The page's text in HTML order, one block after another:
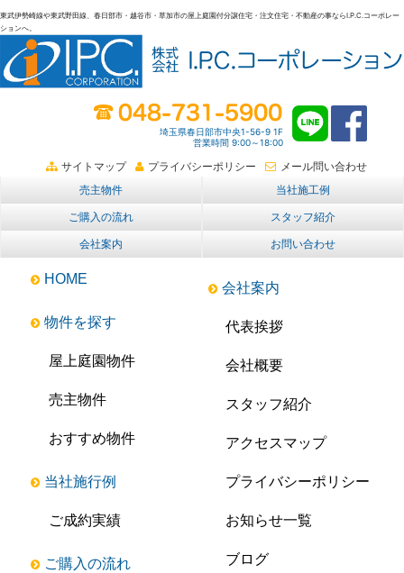
東武伊勢崎線や東武野田線、春日部市・越谷市・草加市の屋上庭園付分譲住宅・注文住宅・不動産の事ならI.P.C.コーポレー
ションへ。
春日部・越谷・草加の不動産。I.P.C.コーポレーション。屋上庭園も
埼玉県春日部市中央1-56-9 1F
営業時間 9:00～18:00
サイトマップ プライバシーポリシー
メール問い合わせ
売主物件
当社施工例
ご購入の流れ スタッフ紹介
会社案内 お問い合わせ
HOME
物件を探す
屋上庭園物件
売主物件
おすすめ物件
当社施行例
ご成約実績
ご購入の流れ
会社案内
代表挨拶
会社概要
スタッフ紹介
アクセスマップ
プライバシーポリシー
お知らせ一覧
ブログ